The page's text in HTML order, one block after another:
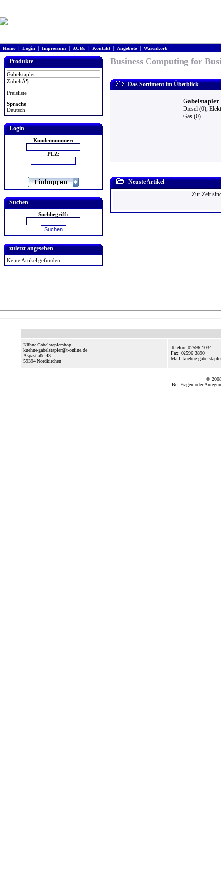
Home| Login Impressum AGBs Kontakt| Angebote| Warenkorb
Produkte
Gabelstapler
ZubehÃ¶r
Preisliste
Sprache
Deutsch
Login
Kundennummer:
PLZ:
Suchen
Suchbegriff:
zuletzt angesehen
Keine Artikel gefunden
Business Computing for
Das Sortiment im Überblick
Gabelstapler
Diesel (0),
Gas (0)
Neuste Artikel
Zur Zeit
Kühne Gabelstaplershop
kuehne-gabelstapler@t-online.de
Aspastraße 43
59394 Nordkirchen
Telefon: 02596 1034
Fax: 02596 3890
Mail: kuehne-
© 2008
Bei Fragen oder